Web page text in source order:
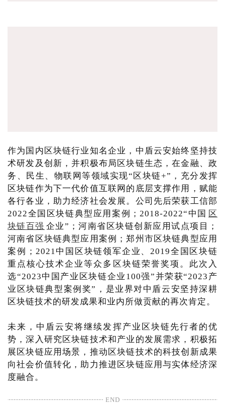
作为国内区块链行业知名企业，中盾云安始终坚持技
术研发及创新，并积极布局区块链生态，在金融、政
务、民生、物联网等领域实现“区块链+”，充分发挥
区块链作为下一代价值互联网的底层支撑作用，赋能
各行各业，助力经济社会发展。公司先后荣获工信部
2022全国区块链典型应用案例；2018-2022“中国 区
块链百强 企业”；河南省区块链创新应用试点项目；
河南省区块链典型应用案例；郑州市区块链典型应用
案例；2021中国区块链领军企业、2019全国区块链
重点核心技术企业等众多区块链荣誉奖项。此次入
选“2023中国产业区块链企业100强”并荣获“2023产
业区块链典型案例奖”，是业界对中盾云安坚持深耕
区块链技术的研发成果和业内所做贡献的再次肯定。
未来，中盾云安将继续发挥产业区块链先行者的优
势，深入研究区块链技术和产业的发展需求，积极拓
展区块链应用场景，推动区块链技术的科技创新成果
向社会价值转化，助力推进区块链应用与实体经济深
度融合。
END